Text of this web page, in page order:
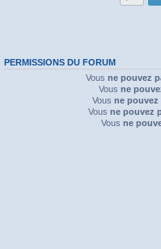
PERMISSIONS DU FORUM
Vous ne pouvez
Vous ne
Vous ne pouvez
Vous ne pouvez
Vous ne